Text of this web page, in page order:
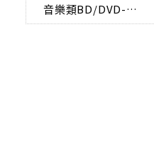
音樂類BD/DVD-AUDIO